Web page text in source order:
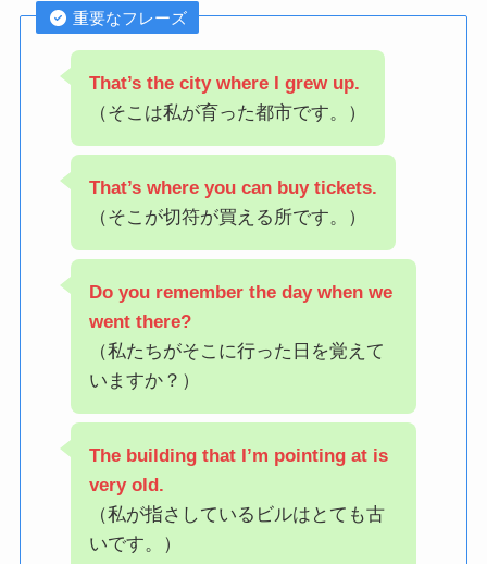
重要なフレーズ
That’s the city where I grew up.
（そこは私が育った都市です。）
That’s where you can buy tickets.
（そこが切符が買える所です。）
Do you remember the day when we
went there?
（私たちがそこに行った日を覚えて
いますか？）
The building that I’m pointing at is
very old.
（私が指さしているビルはとても古
いです。）